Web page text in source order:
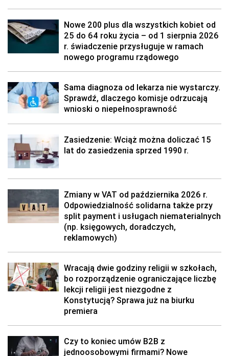
Nowe 200 plus dla wszystkich kobiet od
25 do 64 roku życia – od 1 sierpnia 2026
r. świadczenie przysługuje w ramach
nowego programu rządowego
Sama diagnoza od lekarza nie wystarczy.
Sprawdź, dlaczego komisje odrzucają
wnioski o niepełnosprawność
Zasiedzenie: Wciąż można doliczać 15
lat do zasiedzenia sprzed 1990 r.
Zmiany w VAT od października 2026 r.
Odpowiedzialność solidarna także przy
split payment i usługach niematerialnych
(np. księgowych, doradczych,
reklamowych)
Wracają dwie godziny religii w szkołach,
bo rozporządzenie ograniczające liczbę
lekcji religii jest niezgodne z
Konstytucją? Sprawa już na biurku
premiera
Czy to koniec umów B2B z
jednoosobowymi firmami? Nowe